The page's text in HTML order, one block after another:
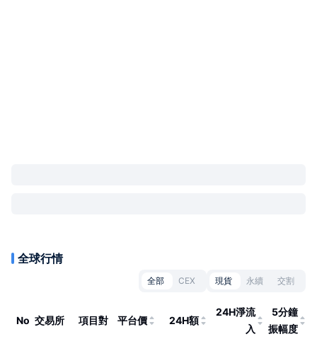
全球行情
全部 CEX 現貨 永續 交割
No 交易所 項目對 平台價 24H額
24H淨流
入
5分鐘
振幅度